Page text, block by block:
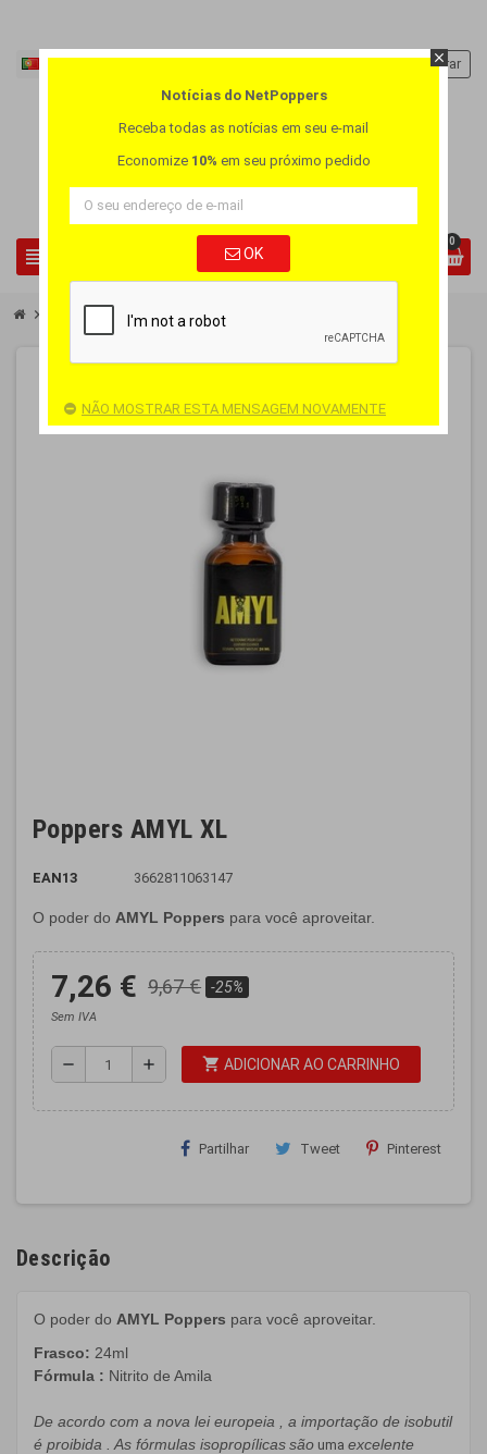
view_headline
Entrar
0
chevron_right Poppers Grandechevron_right Poppers AMYL XL
Poppers AMYL XL
EAN13 3662811063147
O poder do AMYL Poppers para você aproveitar.
7,26 € 9,67 € -25%
Sem IVA
remove add shopping_cart ADICIONAR AO CARRINHO
Partilhar Tweet Pinterest
Descrição
O poder do AMYL Poppers para você aproveitar.
Frasco: 24ml
Fórmula : Nitrito de Amila
De acordo com a nova lei europeia a importação de isobutil
é proibida
As fórmulas isopropílicassão uma excelente
close
Notícias do NetPoppers
Receba todas as notícias em seu e-mail
Economize 10% em seu próximo pedido
OK
NÃO MOSTRAR ESTA MENSAGEM NOVAMENTE